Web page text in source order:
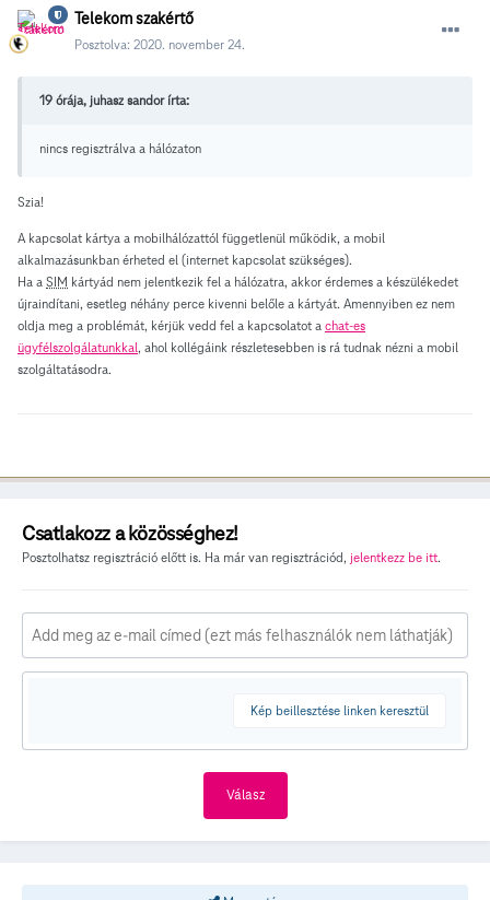
Telekom szakértő
Posztolva: 2020. november 24.
19 órája, juhasz sandor írta:
nincs regisztrálva a hálózaton
Szia!
A kapcsolat kártya a mobilhálózattól függetlenül működik, a mobil
alkalmazásunkban érheted el (internet kapcsolat szükséges).
Ha a SIM kártyád nem jelentkezik fel a hálózatra, akkor érdemes a készülékedet
újraindítani, esetleg néhány perce kivenni belőle a kártyát. Amennyiben ez nem
oldja meg a problémát, kérjük vedd fel a kapcsolatot a chat-es
ügyfélszolgálatunkkal, ahol kollégáink részletesebben is rá tudnak nézni a mobil
szolgáltatásodra.
Csatlakozz a közösséghez!
Posztolhatsz regisztráció előtt is. Ha már van regisztrációd, jelentkezz be itt.
Kép beillesztése linken keresztül
Válasz